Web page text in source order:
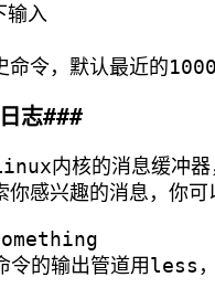
输入
命令，默认最近的
志###
内核的消息缓冲
你感兴趣的消息，你
令的输出管道用less